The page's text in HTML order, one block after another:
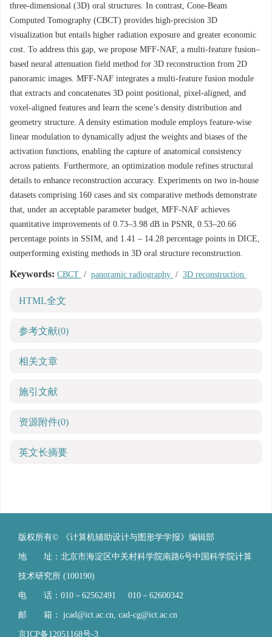
three-dimensional (3D) oral structures. In contrast, Cone-Beam
Computed Tomography (CBCT) provides high-precision 3D
visualization but entails higher radiation exposure and greater economic
cost. To address this gap, we propose MFF-NAF, a multi-feature fusion–
based neural attenuation field method for 3D reconstruction from 2D
panoramic images. MFF-NAF integrates a multi-feature fusion module
that extracts and concatenates 3D point positional, pixel-aligned, and
voxel-aligned features and learn the scene’s density distribution and
geometry structure. A density estimation module employs feature-wise
linear modulation to dynamically adjust the weights and biases of the
activation functions, enabling the capture of anatomical consistency
across patients. Furthermore, an optimization module refines structural
details to enhance reconstruction accuracy. Experiments on two in-house
datasets comprising 160 cases and six comparative methods demonstrate
that, under an acceptable parameter budget, MFF-NAF achieves
quantitative improvements of 0.73–3.98 dB in PSNR, 0.53–20.66
percentage points in SSIM, and 1.41 – 14.28 percentage points in DICE,
outperforming existing methods in 3D oral structure reconstruction.
Keywords: CBCT / panoramic radiography / 3D reconstruction
HTML全文
参考文献(0)
相关文章
施引文献
资源附件(0)
英文长摘要
版权所有© 《计算机辅助设计与图形学学报》编辑部
地 址：北京市海淀区中关村科学院南路6号中国科学院计算
技术研究所 (100190)
电 话：010－62562491 010－62600342
邮 箱： jcad@ict.ac.cn, cad-cg@ict.ac.cn
京ICP备12051168号-3